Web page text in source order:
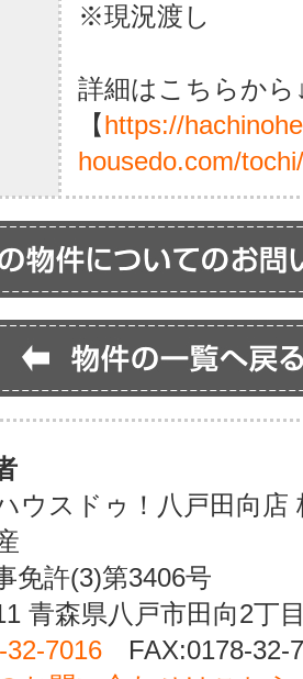
※現況渡し
詳細はこちらから
【https://
housedo.com/
ウスドゥ！八戸田向店
免許(3)第3406号
青森県八戸市田向2丁
32-7016 FAX:0178-32-